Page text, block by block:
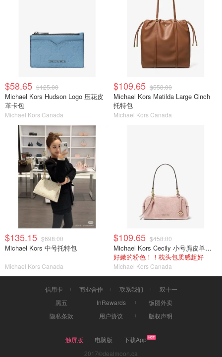
$58.65 $125.00
Michael Kors Hudson Logo 压花皮
革卡包
Michael Kors Canada
$109.65 $558.00
Michael Kors Matilda Large Cinch
托特包
Michael Kors Canada
$135.15 $698.00
Michael Kors 中号托特包
Michael Kors Canada
$109.65 $458.00
Michael Kors Cecily 小号麂皮单肩包
好嫩的粉色！！枕头包质感超好
Michael Kors Canada
信用卡 商业合作 联系我们
双十一
黑五
InRewards
饭团外卖
隐私条款
用户协议 版权声明
触屏版 电脑版
下载App
2017©dealmoon.ca